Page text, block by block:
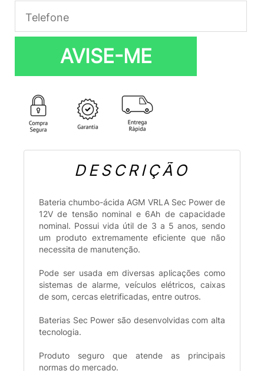
AVISE-ME
DESCRIÇÃO
Bateria chumbo-ácida AGM VRLA Sec Power de
12V de tensão nominal e 6Ah de capacidade
nominal. Possui vida útil de 3 a 5 anos, sendo
um produto extremamente eficiente que não
necessita de manutenção.
Pode ser usada em diversas aplicações como
sistemas de alarme, veículos elétricos, caixas
de som, cercas eletrificadas, entre outros.
Baterias Sec Power são desenvolvidas com alta
tecnologia.
Produto seguro que atende as principais
normas do mercado.